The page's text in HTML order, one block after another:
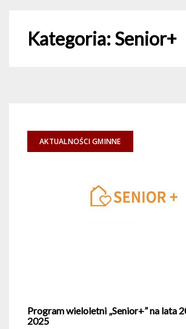
Kategoria:Senior+
AKTUALNOŚCI GMINNE
Program wieloletni „Senior+” na lata
2025